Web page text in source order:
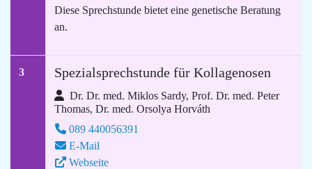
Diese Sprechstunde bietet eine genetische Beratung
an.
3 Spezialsprechstunde für Kollagenosen
Dr. Dr. med. Miklos Sardy, Prof. Dr. med. Peter
Thomas, Dr. med. Orsolya Horváth
089 440056391
E-Mail
Webseite